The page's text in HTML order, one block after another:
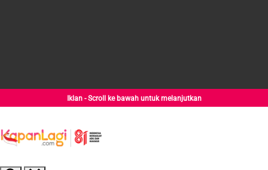
Iklan - Scroll ke bawah untuk melanjutkan